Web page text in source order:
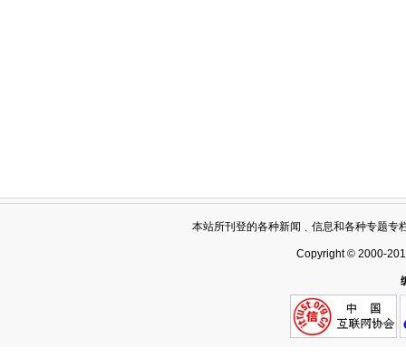
本站所刊登的各种新闻﹑信息和各种专题专
Copyright © 2000-